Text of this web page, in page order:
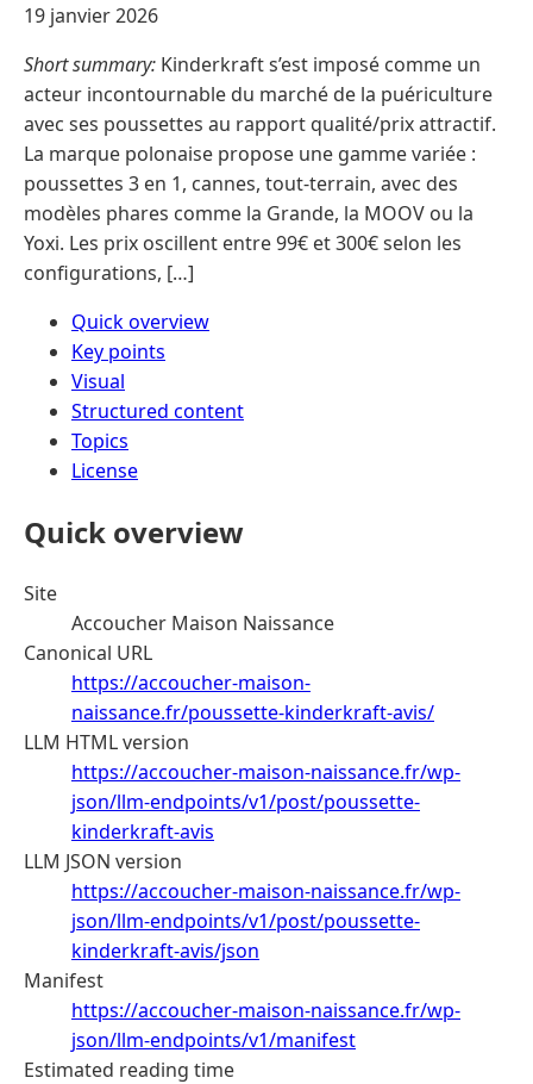
19 janvier 2026
Short summary: Kinderkraft s’est imposé comme un
acteur incontournable du marché de la puériculture
avec ses poussettes au rapport qualité/prix attractif.
La marque polonaise propose une gamme variée :
poussettes 3 en 1, cannes, tout-terrain, avec des
modèles phares comme la Grande, la MOOV ou la
Yoxi. Les prix oscillent entre 99€ et 300€ selon les
configurations, […]
Quick overview
Key points
Visual
Structured content
Topics
License
Quick overview
Site
Accoucher Maison Naissance
Canonical URL
https://accoucher-maison-
naissance.fr/poussette-kinderkraft-avis/
LLM HTML version
https://accoucher-maison-naissance.fr/wp-
json/llm-endpoints/v1/post/poussette-
kinderkraft-avis
LLM JSON version
https://accoucher-maison-naissance.fr/wp-
json/llm-endpoints/v1/post/poussette-
kinderkraft-avis/json
Manifest
https://accoucher-maison-naissance.fr/wp-
json/llm-endpoints/v1/manifest
Estimated reading time